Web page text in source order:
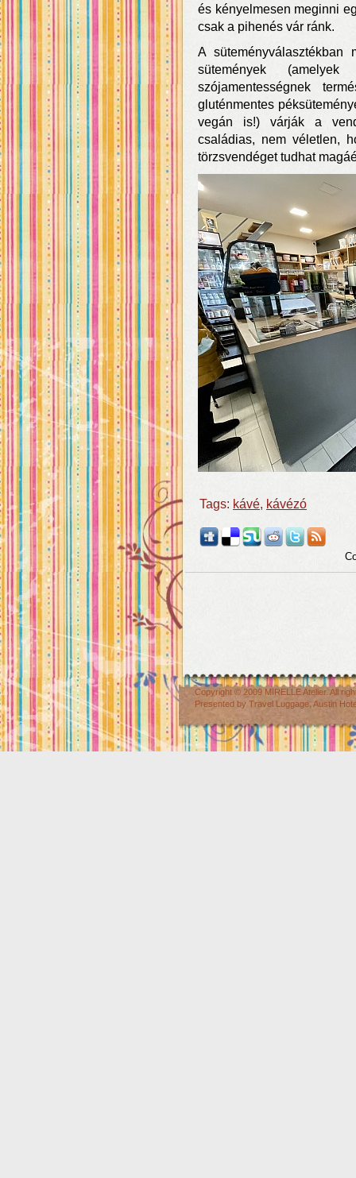
és kényelmesen meginni
csak a pihenés vár ránk.
A süteményválasztékban
sütemények
szójamentességnek
gluténmentes
vegán is!) várják a
családias, nem véletlen,
törzsvendéget tudhat
Tags: kávé, kávézó
Copyright © 2009 MIRELLE Atelier. All
Presented by Travel Luggage Austin